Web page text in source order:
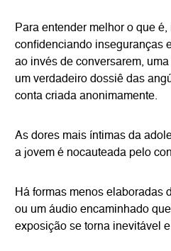
Para entender melhor o que
confidenciando inseguranças
ao invés de conversarem,
um verdadeiro dossiê das
conta criada anonimamente.
As dores mais íntimas da
a jovem é nocauteada pelo
Há formas menos elaboradas
ou um áudio encaminhado
exposição se torna inevitável